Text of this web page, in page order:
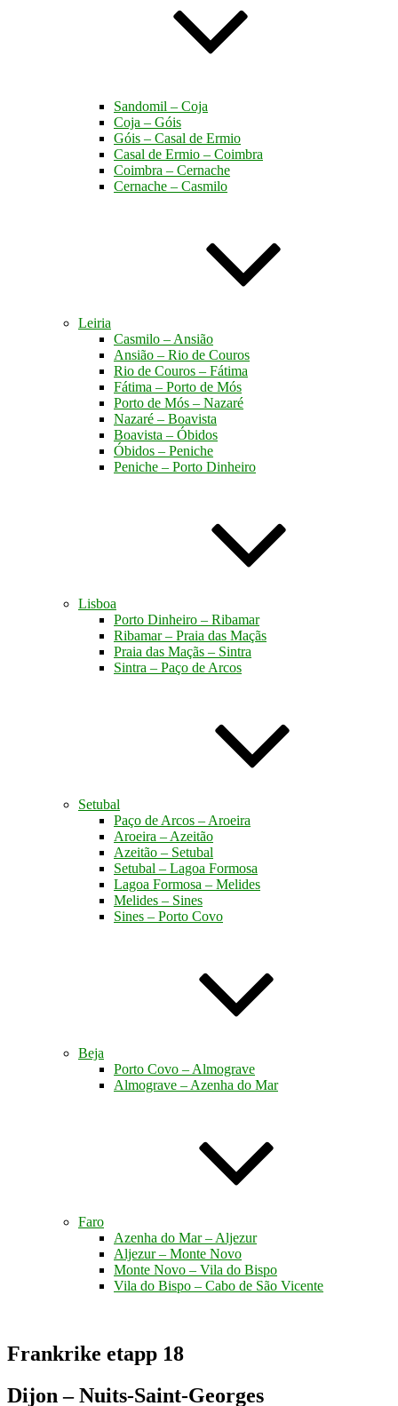
Sandomil – Coja
Coja – Góis
Góis – Casal de Ermio
Casal de Ermio – Coimbra
Coimbra – Cernache
Cernache – Casmilo
Leiria
Casmilo – Ansião
Ansião – Rio de Couros
Rio de Couros – Fátima
Fátima – Porto de Mós
Porto de Mós – Nazaré
Nazaré – Boavista
Boavista – Óbidos
Óbidos – Peniche
Peniche – Porto Dinheiro
Lisboa
Porto Dinheiro – Ribamar
Ribamar – Praia das Maçãs
Praia das Maçãs – Sintra
Sintra – Paço de Arcos
Setubal
Paço de Arcos – Aroeira
Aroeira – Azeitão
Azeitão – Setubal
Setubal – Lagoa Formosa
Lagoa Formosa – Melides
Melides – Sines
Sines – Porto Covo
Beja
Porto Covo – Almograve
Almograve – Azenha do Mar
Faro
Azenha do Mar – Aljezur
Aljezur – Monte Novo
Monte Novo – Vila do Bispo
Vila do Bispo – Cabo de São Vicente
Frankrike etapp 18
Dijon – Nuits-Saint-Georges